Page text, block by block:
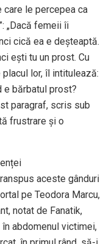
le percepea ca
„Dacă femeii îi
cică ea e deșteaptă.
ești tu un prost. Cu
lor, îl intitulează:
e bărbatul prost?
paragraf, scris sub
frustrare și o
aceste gânduri
pe Teodora Marcu,
notat de Fanatik,
abdomenul victimei,